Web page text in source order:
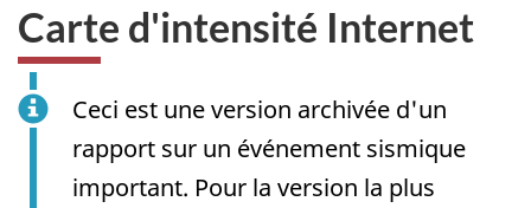
Carte d'intensité Internet
Ceci est une version archivée d'un
rapport sur un événement sismique
important. Pour la version la plus